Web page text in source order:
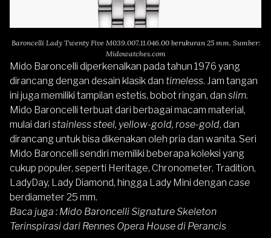
Baroncelli Lady Twenty Five M039.007.11.046.00 berukuran 25 mm. Sumber:
Midowatches.com
Mido Baroncelli diperkenalkan pada tahun 1976 yang
dirancang dengan desain klasik dan timeless. Jam tangan
ini juga memiliki tampilan estetis, bobot ringan, dan slim.
Mido Baroncelli terbuat dari berbagai macam material,
mulai dari stainless steel, yellow-gold, rose-gold, dan
dirancang untuk bisa dikenakan oleh pria dan wanita. Seri
Mido Baroncelli sendiri memiliki beberapa koleksi yang
cukup populer, seperti Heritage, Chronometer, Tradition,
LadyDay, Lady Diamond, hingga Lady Mini dengan case
berdiameter 25 mm.
Baca juga : Mido Baroncelli Signature Skeleton
Terinspirasi dari Rennes Opera House di Perancis